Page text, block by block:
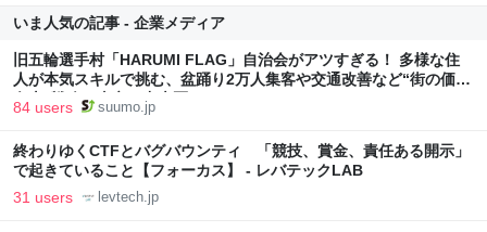
いま人気の記事 - 企業メディア
旧五輪選手村「HARUMI FLAG」自治会がアツすぎる！ 多様な住
人が本気スキルで挑む、盆踊り2万人集客や交通改善など“街の価値
向上”戦略 東京・中央区
84 users suumo.jp
終わりゆくCTFとバグバウンティ 「競技、賞金、責任ある開示」
で起きていること【フォーカス】 - レバテックLAB
31 users levtech.jp